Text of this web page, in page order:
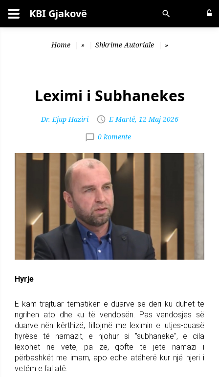
Kërko KBI Gjakovë
Home » Shkrime Autoriale »
Leximi i Subhanekes
Dr. Ejup Haziri
E Martë, 12 Maj 2026
0 komente
Hyrje
E kam trajtuar tematikën e duarve se deri ku duhet të
ngrihen ato dhe ku të vendosën. Pas vendosjes së
duarve nën kërthizë, fillojmë me leximin e lutjes-duasë
hyrëse të namazit, e njohur si "subhaneke", e cila
lexohet në vete, pa zë, qoftë të jetë namazi i
përbashkët me imam, apo edhe atëherë kur një njeri i
vetëm e fal atë.